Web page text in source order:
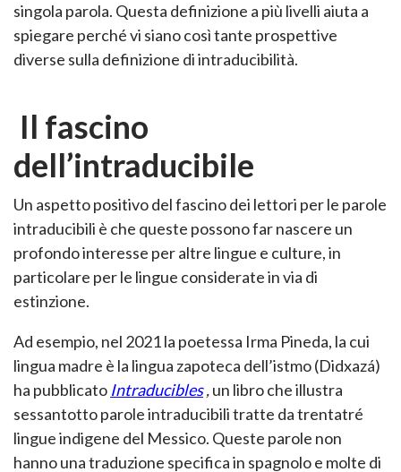
singola parola. Questa definizione a più livelli aiuta a
spiegare perché vi siano così tante prospettive
diverse sulla definizione di intraducibilità.
Il fascino
dell’intraducibile
Un aspetto positivo del fascino dei lettori per le parole
intraducibili è che queste possono far nascere un
profondo interesse per altre lingue e culture, in
particolare per le lingue considerate in via di
estinzione.
Ad esempio, nel 2021 la poetessa Irma Pineda, la cui
lingua madre è la lingua zapoteca dell’istmo (Didxazá)
ha pubblicato Intraducibles,un libro che illustra
sessantotto parole intraducibili tratte da trentatré
lingue indigene del Messico. Queste parole non
hanno una traduzione specifica in spagnolo e molte di